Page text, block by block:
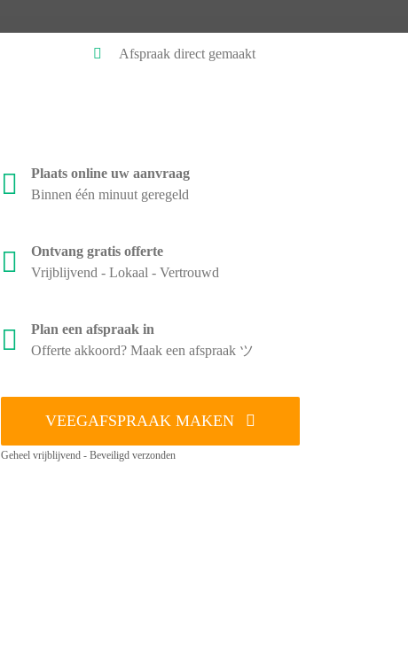
Afspraak direct gemaakt
Plaats online uw aanvraag
Binnen één minuut geregeld
Ontvang gratis offerte
Vrijblijvend - Lokaal - Vertrouwd
Plan een afspraak in
Offerte akkoord? Maak een afspraak ツ
VEEGAFSPRAAK MAKEN
Geheel vrijblijvend - Beveiligd verzonden